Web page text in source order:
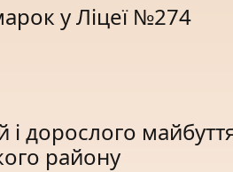
у Ліцеї №274
і дорослого
району